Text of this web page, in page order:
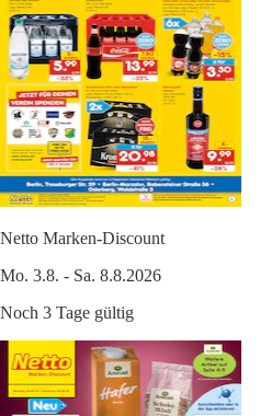
Netto Marken-Discount
Mo. 3.8. - Sa. 8.8.2026
Noch 3 Tage gültig